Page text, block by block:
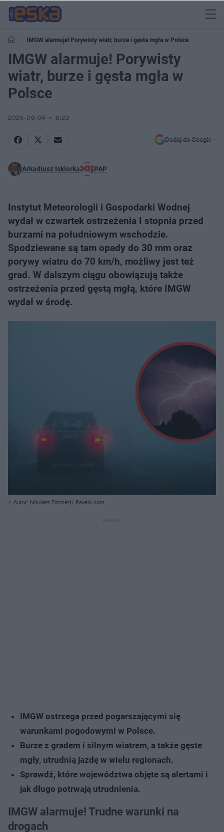
IMGW alarmuje! Porywisty wiatr, burze i gęsta mgła w Polsce
IMGW alarmuje! Porywisty
wiatr, burze i gęsta mgła w
Polsce
2025-09-04 8:22
Dodaj do Google
Arkadiusz Iskierka PAP
Instytut Meteorologii i Gospodarki Wodnej
wydał w czwartek ostrzeżenia I stopnia przed
burzami na południowym wschodzie.
Spodziewane są tam opady do 30 mm oraz
porywy wiatru do 70 km/h, możliwy jest też
grad. W dalszym ciągu obowiązują także
ostrzeżenia przed gęstą mgłą, które IMGW
wydał w środę.
Autor: Nikolett Emmert/ Pexels.com
IMGW ostrzega przed pogarszającymi się
warunkami pogodowymi w Polsce.
Burze z gradem i silnym wiatrem, a także gęste
mgły, utrudnią jazdę w wielu regionach.
Sprawdź, które województwa objęte są alertami i
jak długo potrwają utrudnienia.
IMGW alarmuje! Trudne warunki na
drogach